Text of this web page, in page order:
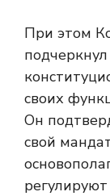
При этом
своих
Он
свой